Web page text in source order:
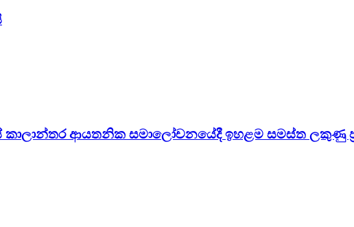
කාලාන්තර ආයතනික සමාලෝචනයේදී ඉහළම සමස්ත ලකුණු